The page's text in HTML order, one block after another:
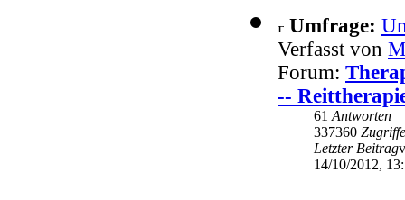
Umfrage:
Verfasst von
Forum:
--
61 Antworten
337360 Zugriffe
Letzter Beitrag
14/10/2012,